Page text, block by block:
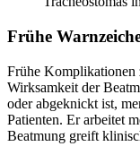
Frühe
Frühe Komplikationen
Wirksamkeit der
oder abgeknickt ist,
Patienten. Er arbeitet
Beatmung greift